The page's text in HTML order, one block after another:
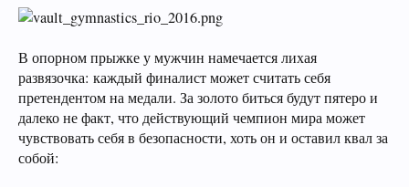
В опорном прыжке у мужчин намечается лихая
развязочка: каждый финалист может считать себя
претендентом на медали. За золото биться будут пятеро и
далеко не факт, что действующий чемпион мира может
чувствовать себя в безопасности, хоть он и оставил квал за
собой: